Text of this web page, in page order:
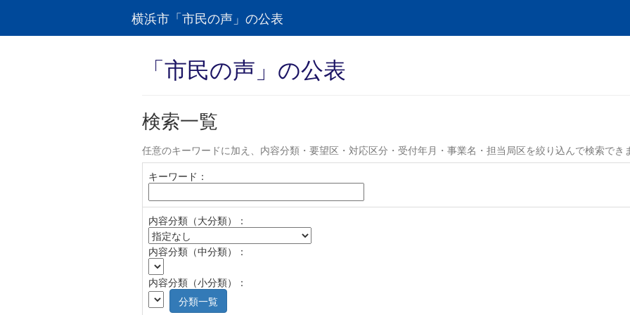
横浜市「市民の声」の公表
「市民の声」の公表
検索一覧
任意のキーワードに加え、内容分類・要望区・対応区分・受付年月・事業名・担当局区を絞り込んで検索でき
キーワード：
内容分類（大分類）：
内容分類（中分類）：
内容分類（小分類）：
分類一覧